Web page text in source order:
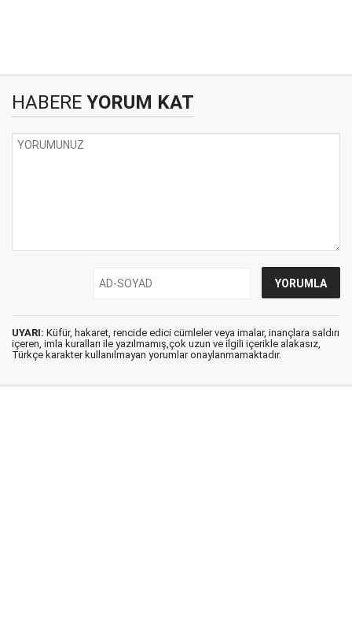
HABERE YORUM KAT
UYARI: Küfür, hakaret, rencide edici cümleler veya imalar, inançlara saldırı
içeren, imla kuralları ile yazılmamış,çok uzun ve ilgili içerikle alakasız,
Türkçe karakter kullanılmayan yorumlar onaylanmamaktadır.